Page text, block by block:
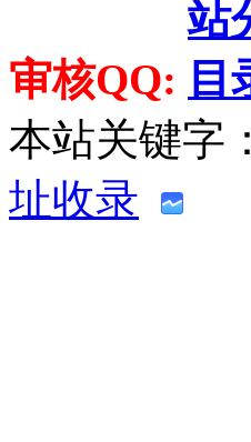
审核QQ:
本站关键字：
址收录